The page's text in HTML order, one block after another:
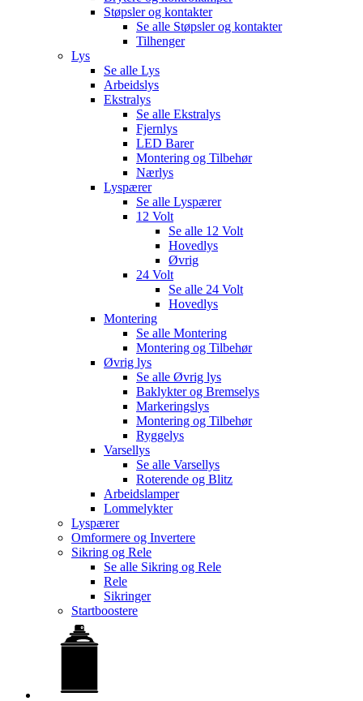
Støpsler og kontakter
Se alle Støpsler og kontakter
Tilhenger
Lys
Se alle Lys
Arbeidslys
Ekstralys
Se alle Ekstralys
Fjernlys
LED Barer
Montering og Tilbehør
Nærlys
Lyspærer
Se alle Lyspærer
12 Volt
Se alle 12 Volt
Hovedlys
Øvrig
24 Volt
Se alle 24 Volt
Hovedlys
Montering
Se alle Montering
Montering og Tilbehør
Øvrig lys
Se alle Øvrig lys
Baklykter og Bremselys
Markeringslys
Montering og Tilbehør
Ryggelys
Varsellys
Se alle Varsellys
Roterende og Blitz
Arbeidslamper
Lommelykter
Lyspærer
Omformere og Invertere
Sikring og Rele
Se alle Sikring og Rele
Rele
Sikringer
Startboostere